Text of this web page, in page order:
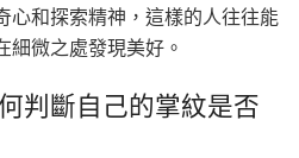
心和探索精神，這樣的人往往能
細微之處發現美好。
判斷自己的掌紋是否